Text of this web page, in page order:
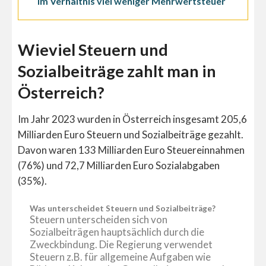
Wieviel Steuern und
Sozialbeiträge zahlt man in
Österreich?
Im Jahr 2023 wurden in Österreich insgesamt 205,6
Milliarden Euro Steuern und Sozialbeiträge gezahlt.
Davon waren 133 Milliarden Euro Steuereinnahmen
(76%) und 72,7 Milliarden Euro Sozialabgaben
(35%).
Was unterscheidet Steuern und Sozialbeiträge?
Steuern unterscheiden sich von
Sozialbeiträgen hauptsächlich durch die
Zweckbindung. Die Regierung verwendet
Steuern z.B. für allgemeine Aufgaben wie